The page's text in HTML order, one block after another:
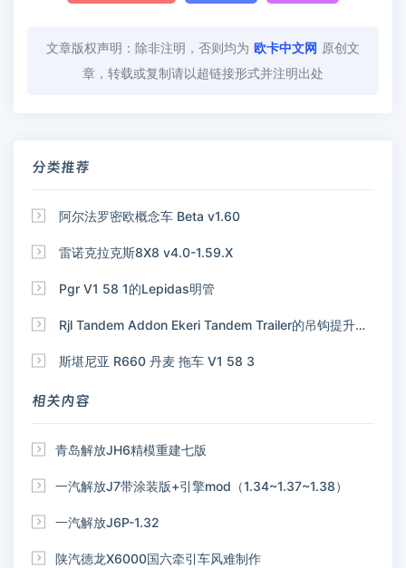
文章版权声明：除非注明，否则均为 欧卡中文网 原创文
章，转载或复制请以超链接形式并注明出处
分类推荐
 阿尔法罗密欧概念车 Beta v1.60
 雷诺克拉克斯8X8 v4.0-1.59.X
 Pgr V1 58 1的Lepidas明管
 Rjl Tandem Addon Ekeri Tandem Trailer的吊钩提升附加装置
 斯堪尼亚 R660 丹麦 拖车 V1 58 3
相关内容
 青岛解放JH6精模重建七版
 一汽解放J7带涂装版+引擎mod（1.34~1.37~1.38）
 一汽解放J6P-1.32
 陕汽德龙X6000国六牵引车风难制作